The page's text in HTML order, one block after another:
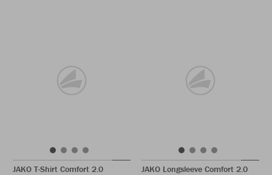
JAKO T-Shirt Comfort 2.0
JAKO Longsleeve Comfort 2.0